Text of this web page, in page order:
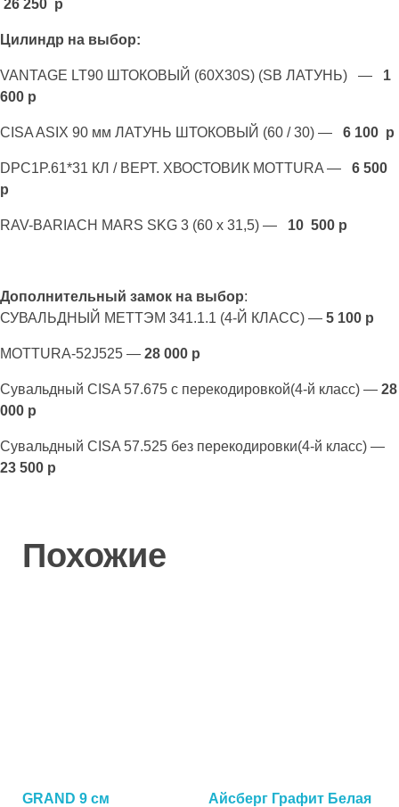
26 250 р
Цилиндр на выбор:
VANTAGE LT90 ШТОКОВЫЙ (60Х30S) (SB ЛАТУНЬ) — 1
600 р
CISA ASIX 90 мм ЛАТУНЬ ШТОКОВЫЙ (60 / 30) — 6 100 р
DPC1P.61*31 КЛ / ВЕРТ. ХВОСТОВИК MOTTURA — 6 500
р
RAV-BARIACH MARS SKG 3 (60 х 31,5) — 10 500 р
Дополнительный замок на выбор:
СУВАЛЬДНЫЙ МЕТТЭМ 341.1.1 (4-Й КЛАСС) — 5 100 р
MOTTURA-52J525 — 28 000 р
Сувальдный CISA 57.675 с перекодировкой(4-й класс) — 28
000 р
Сувальдный CISA 57.525 без перекодировки(4-й класс) —
23 500 р
Похожие
GRAND 9 см
Айсберг Графит Белая